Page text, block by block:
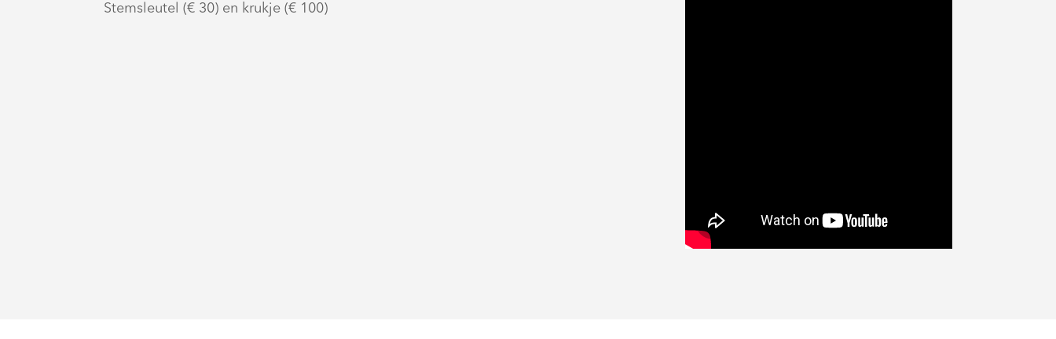
Stemsleutel (€ 30) en krukje (€ 100)